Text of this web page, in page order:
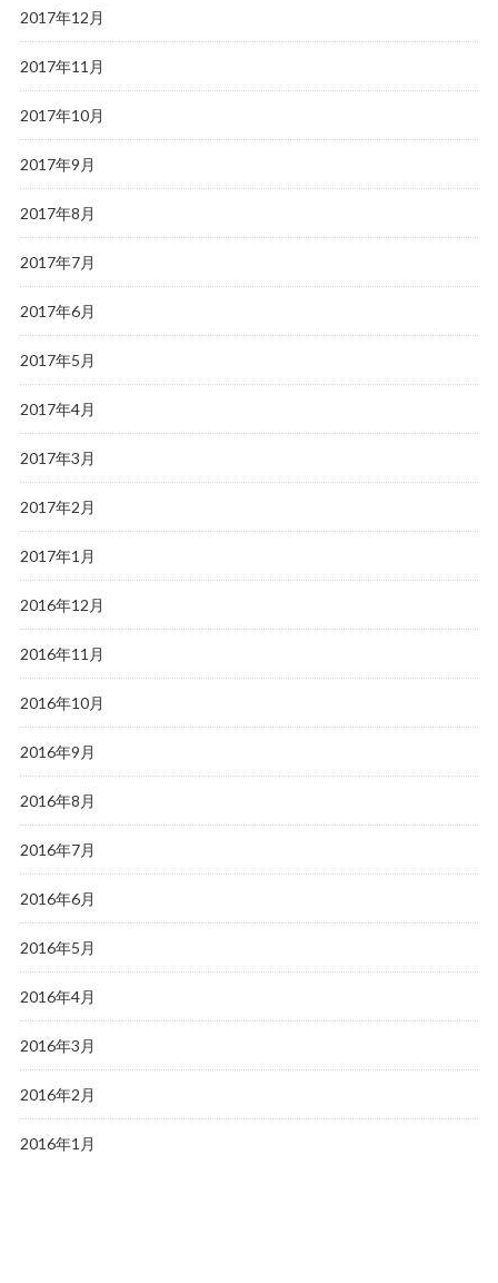
2017年12月
2017年11月
2017年10月
2017年9月
2017年8月
2017年7月
2017年6月
2017年5月
2017年4月
2017年3月
2017年2月
2017年1月
2016年12月
2016年11月
2016年10月
2016年9月
2016年8月
2016年7月
2016年6月
2016年5月
2016年4月
2016年3月
2016年2月
2016年1月